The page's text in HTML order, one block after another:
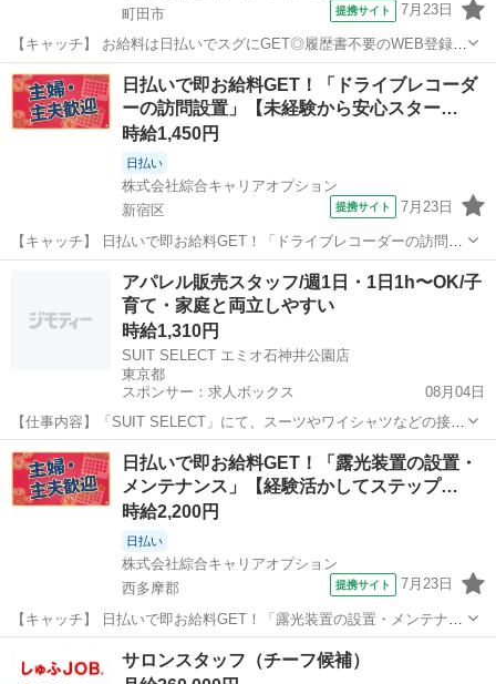
町田市
提携サイト 7月23日
【キャッチ】 お給料は日払いでスグにGET◎履歴書不要のWEB登録
OK！「電子製品の営業アシスタント/配送」高時給1650円！多摩境周
辺！20代～40代のスタッフが多数活躍中★ 【コメント】 弊社なら事
前の職場見学が多数！...
東京 町田市 その他
日払いで即お給料GET！「ドライブレコーダ
ーの訪問設置」【未経験から安心スター…
時給1,450円
日払い
株式会社綜合キャリアオプション
新宿区
提携サイト 7月23日
【キャッチ】 日払いで即お給料GET！「ドライブレコーダーの訪問設
置」【未経験から安心スタート♪】残業ほぼナシ!高収入ワーク!こじん
まりな安心職場☆高時給1450円！ 【コメント】 製造のお仕事をお探
しにおススメ♪ 「未...
その他
アパレル販売スタッフ/週1日・1日1h〜OK/子
育て・家庭と両立しやすい
時給1,310円
SUIT SELECT エミオ石神井公園店
東京都
スポンサー：求人ボックス
08月04日
【仕事内容】「SUIT SELECT」にて、スーツやワイシャツなどの接
客・販売業務全般をお任せします。 ただ商品を売るのではなく、お客
様の人生の大切なイベント(入学式、結婚式、卒園式など)に寄り添い、
30分〜1時間かけて丁寧に1着...
アルバイト・パート
日払いで即お給料GET！「露光装置の設置・
メンテナンス」【経験活かしてステップ…
時給2,200円
日払い
株式会社綜合キャリアオプション
西多摩郡
提携サイト 7月23日
【キャッチ】 日払いで即お給料GET！「露光装置の設置・メンテナン
ス」【経験活かしてステップUP!!】憧れの高収入Work!!残業でたっぷ
り稼ぐ!高時給2200円！ 【コメント】 製造のお仕事をお探しの方必
西多摩郡 その他
サロンスタッフ（チーフ候補）